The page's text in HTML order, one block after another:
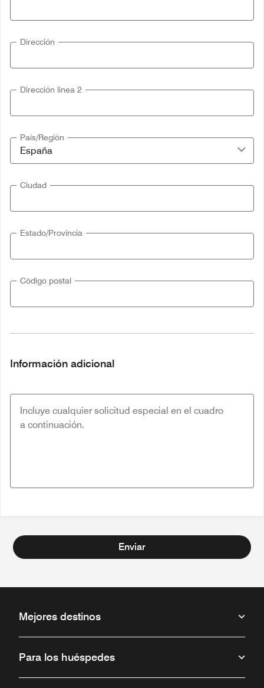
Dirección
Dirección línea 2
País/Región
Ciudad
Estado/Provincia
Código postal
Información adicional
Enviar
Mejores destinos
Para los huéspedes